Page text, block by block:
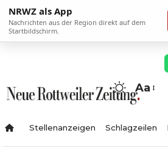
NRWZ als App
Nachrichten aus der Region direkt auf dem
Startbildschirm.
Aa
Stellenanzeigen Schlagzeilen